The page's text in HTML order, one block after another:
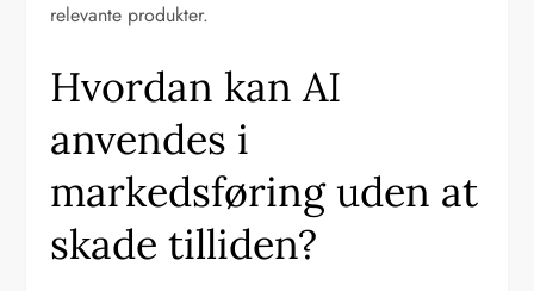
relevante produkter.
Hvordan kan AI
anvendes i
markedsføring uden at
skade tilliden?